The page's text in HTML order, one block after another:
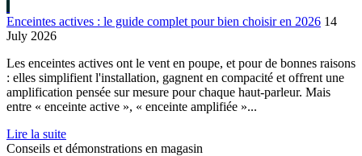
Enceintes actives : le guide complet pour bien choisir en 2026 14
July 2026
Les enceintes actives ont le vent en poupe, et pour de bonnes raisons
: elles simplifient l'installation, gagnent en compacité et offrent une
amplification pensée sur mesure pour chaque haut-parleur. Mais
entre « enceinte active », « enceinte amplifiée »...
Lire la suite
Conseils et démonstrations en magasin